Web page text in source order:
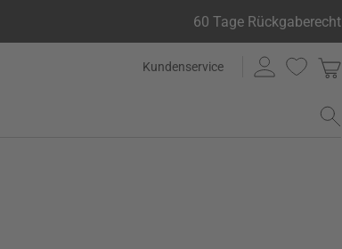
60 Tage Rückgaberecht
Kundenservice